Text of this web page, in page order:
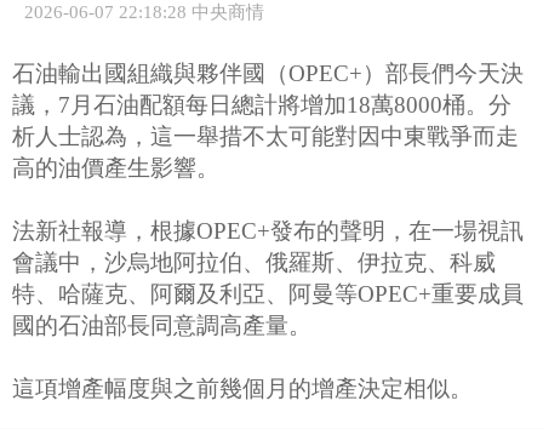
2026-06-07 22:18:28 中央商情
石油輸出國組織與夥伴國（OPEC+）部長們今天決
議，7月石油配額每日總計將增加18萬8000桶。分
析人士認為，這一舉措不太可能對因中東戰爭而走
高的油價產生影響。
法新社報導，根據OPEC+發布的聲明，在一場視訊
會議中，沙烏地阿拉伯、俄羅斯、伊拉克、科威
特、哈薩克、阿爾及利亞、阿曼等OPEC+重要成員
國的石油部長同意調高產量。
這項增產幅度與之前幾個月的增產決定相似。